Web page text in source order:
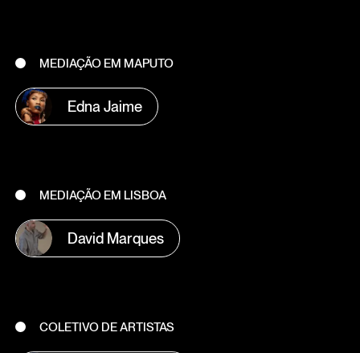
MEDIAÇÃO EM MAPUTO
Edna Jaime
MEDIAÇÃO EM LISBOA
David Marques
COLETIVO DE ARTISTAS